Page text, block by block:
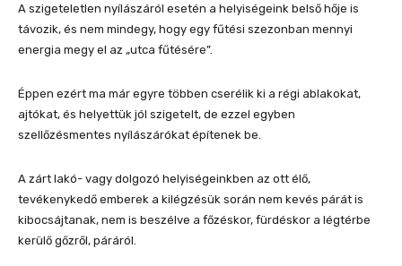
A szigeteletlen nyílászáról esetén a helyiségeink belső hője is
távozik, és nem mindegy, hogy egy fűtési szezonban mennyi
energia megy el az „utca fűtésére”.
Éppen ezért ma már egyre többen cserélik ki a régi ablakokat,
ajtókat, és helyettük jól szigetelt, de ezzel egyben
szellőzésmentes nyílászárókat építenek be.
A zárt lakó- vagy dolgozó helyiségeinkben az ott élő,
tevékenykedő emberek a kilégzésük során nem kevés párát is
kibocsájtanak, nem is beszélve a főzéskor, fürdéskor a légtérbe
kerülő gőzről, páráról.